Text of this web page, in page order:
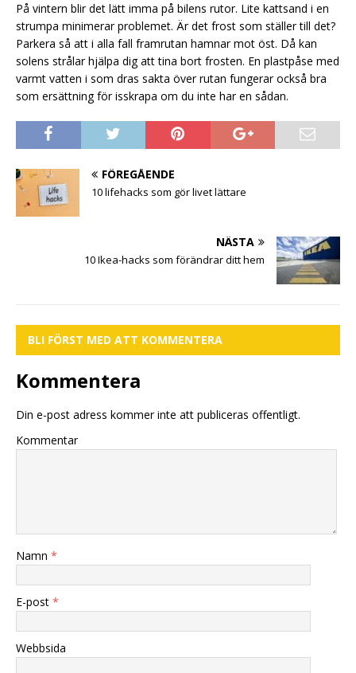
På vintern blir det lätt imma på bilens rutor. Lite kattsand i en
strumpa minimerar problemet. Är det frost som ställer till det?
Parkera så att i alla fall framrutan hamnar mot öst. Då kan
solens strålar hjälpa dig att tina bort frosten. En plastpåse med
varmt vatten i som dras sakta över rutan fungerar också bra
som ersättning för isskrapa om du inte har en sådan.
FÖREGÅENDE
10 lifehacks som gör livet lättare
NÄSTA
10 Ikea-hacks som förändrar ditt hem
BLI FÖRST MED ATT KOMMENTERA
Kommentera
Din e-post adress kommer inte att publiceras offentligt.
Kommentar
Namn *
E-post *
Webbsida